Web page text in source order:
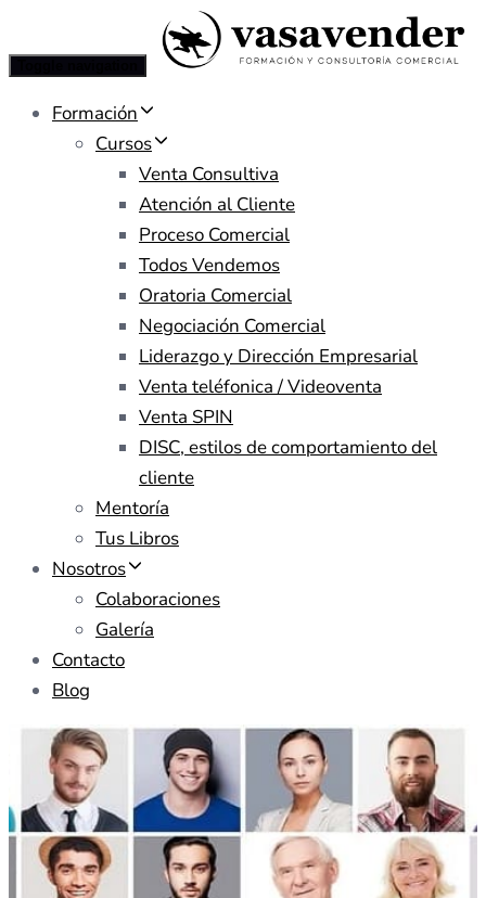
Formación
Cursos
Venta Consultiva
Atención al Cliente
Proceso Comercial
Todos Vendemos
Oratoria Comercial
Negociación Comercial
Liderazgo y Dirección Empresarial
Venta teléfonica / Videoventa
Venta SPIN
DISC, estilos de comportamiento del
cliente
Mentoría
Tus Libros
Nosotros
Colaboraciones
Galería
Contacto
Blog